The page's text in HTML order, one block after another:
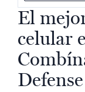
El
celular
Defense